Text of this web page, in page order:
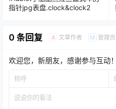
指针jpg表盘.clock&clock2
0 条回复 A 文章作者 M 管理员
欢迎您，新朋友，感谢参与互动！